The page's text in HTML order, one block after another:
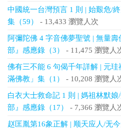
中國統一台灣預言 1 則 | 始艱危/
集（59）
- 13,433 瀏覽人次
阿彌陀佛 4 字音佛夢聖號 | 無量
部』感應錄（3）
- 11,475 瀏覽人
佛有三不能 6 句偈千年詳解 | 元
滿佛教」集（1）
- 10,208 瀏覽人
白衣大士救命記 1 則 | 媽祖林默
部』感應錄（17）
- 7,366 瀏覽人
赵匡胤第16象正解 | 顺天应人/无